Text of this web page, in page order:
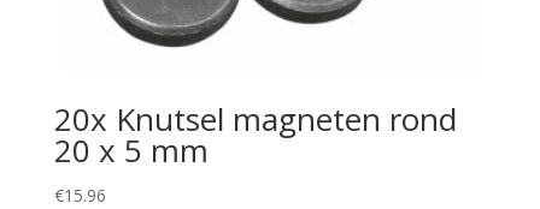
20x Knutsel magneten rond
20 x 5 mm
€15.96